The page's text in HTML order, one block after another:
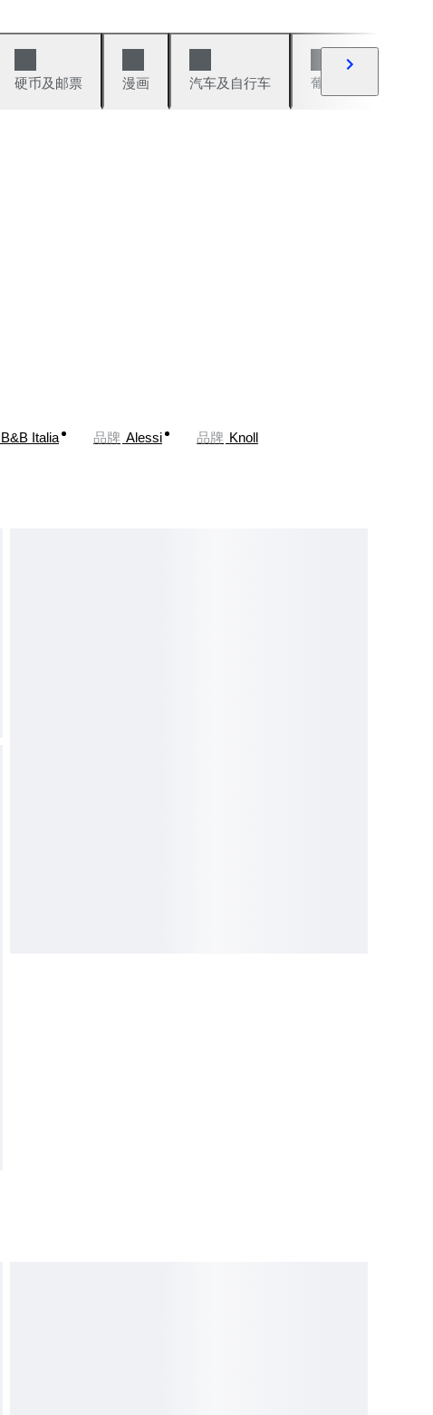
硬币及邮票 漫画 汽车及自行车 葡萄酒及烈性酒
B&B Italia 品牌 Alessi 品牌 Knoll